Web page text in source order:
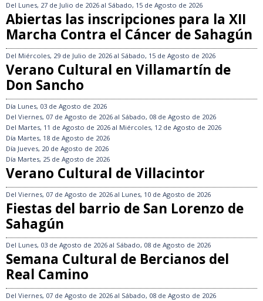
Del Lunes, 27 de Julio de 2026 al Sábado, 15 de Agosto de 2026
Abiertas las inscripciones para la XII
Marcha Contra el Cáncer de Sahagún
Del Miércoles, 29 de Julio de 2026 al Sábado, 15 de Agosto de 2026
Verano Cultural en Villamartín de
Don Sancho
Día Lunes, 03 de Agosto de 2026
Del Viernes, 07 de Agosto de 2026 al Sábado, 08 de Agosto de 2026
Del Martes, 11 de Agosto de 2026 al Miércoles, 12 de Agosto de 2026
Día Martes, 18 de Agosto de 2026
Día Jueves, 20 de Agosto de 2026
Día Martes, 25 de Agosto de 2026
Verano Cultural de Villacintor
Del Viernes, 07 de Agosto de 2026 al Lunes, 10 de Agosto de 2026
Fiestas del barrio de San Lorenzo de
Sahagún
Del Lunes, 03 de Agosto de 2026 al Sábado, 08 de Agosto de 2026
Semana Cultural de Bercianos del
Real Camino
Del Viernes, 07 de Agosto de 2026 al Sábado, 08 de Agosto de 2026